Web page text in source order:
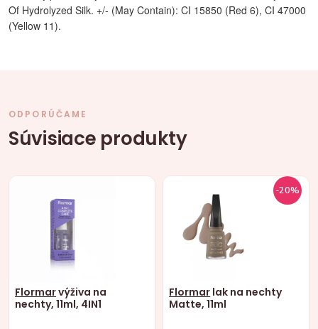
Of Hydrolyzed Silk. +/- (May Contain): CI 15850 (Red 6), CI 47000
(Yellow 11).
ODPORÚČAME
Súvisiace produkty
Flormarvýživa na
nechty, 11ml, 4IN1
-20%
Flormar lak na nechty
Matte, 11ml